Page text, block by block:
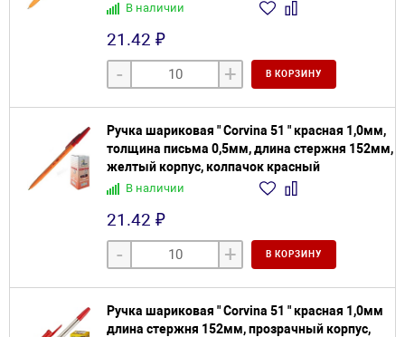
В наличии
21.42 ₽
- + В КОРЗИНУ
Ручка шариковая " Corvina 51 " красная 1,0мм,
толщина письма 0,5мм, длина стержня 152мм,
желтый корпус, колпачок красный
В наличии
21.42 ₽
- + В КОРЗИНУ
Ручка шариковая " Corvina 51 " красная 1,0мм
длина стержня 152мм, прозрачный корпус,